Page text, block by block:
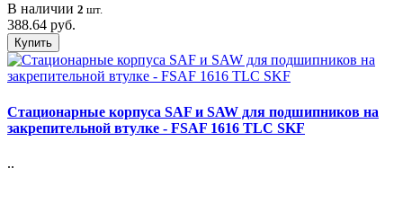
В наличии 2 шт.
388.64 руб.
Купить
Стационарные корпуса SAF и SAW для подшипников на
закрепительной втулке - FSAF 1616 TLC SKF
..